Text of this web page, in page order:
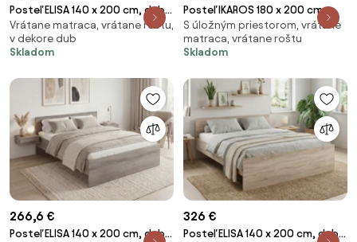
Posteľ ELISA 140 x 200 cm, dub
lanýž Rošt: S lamelovým
roštom, Matrac: Matrac
COCO MAXI 20 cm
Vrátane matraca, vrátane roštu,
v dekore dub
Skladom
Posteľ IKAROS 180 x 200 cm,
betón/biela Rošt: S lamelovým
roštom, Matrac: Matrac DELUXE
10 cm
S úložným priestorom, vrátane
matraca, vrátane roštu
Skladom
266,6 €
Posteľ ELISA 140 x 200 cm, dub
326 €
Posteľ ELISA 140 x 200 cm, dub